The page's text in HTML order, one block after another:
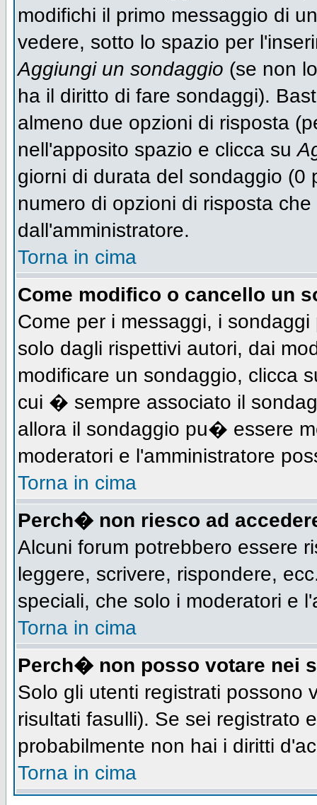
modifichi il primo messaggio di
vedere, sotto lo spazio per
Aggiungi un sondaggio (se non
ha il diritto di fare sondaggi).
almeno due opzioni di risposta
nell'apposito spazio e clicca su
giorni di durata del sondaggio
numero di opzioni di risposta
dall'amministratore.
Torna in cima
Come modifico o cancello un
Come per i messaggi, i
solo dagli rispettivi autori, dai
modificare un sondaggio, clicca
cui � sempre associato il
allora il sondaggio pu� essere
moderatori e l'amministratore
Torna in cima
Perch� non riesco ad
Alcuni forum potrebbero essere
leggere, scrivere, rispondere,
speciali, che solo i moderatori e
Torna in cima
Perch� non posso votare nei
Solo gli utenti registrati possono
risultati fasulli). Se sei registrato
probabilmente non hai i diritti
Torna in cima